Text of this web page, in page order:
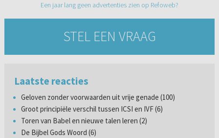
Een jaar lang geen advertenties zien op Refoweb?
STEL EEN VRAAG
Laatste reacties
Geloven zonder voorwaarden uit vrije genade (100)
Groot principiële verschil tussen ICSI en IVF (6)
Toren van Babel en nieuwe talen leren (2)
De Bijbel Gods Woord (6)